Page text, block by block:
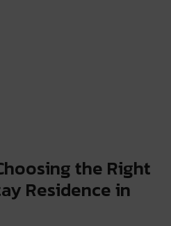
the Right
Residence in